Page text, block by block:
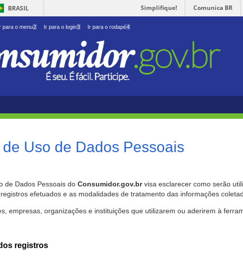
BRASIL Simplifique! Comunica BR
para o menu2 Ir para o login3 Ir para o rodapé4
Uso de Dados Pessoais
de Dados Pessoais do Consumidor.gov.brvisa esclarecer como serão
efetuados e as modalidades de tratamento das informações
empresas, organizações e instituições que utilizarem ou aderirem à
registros